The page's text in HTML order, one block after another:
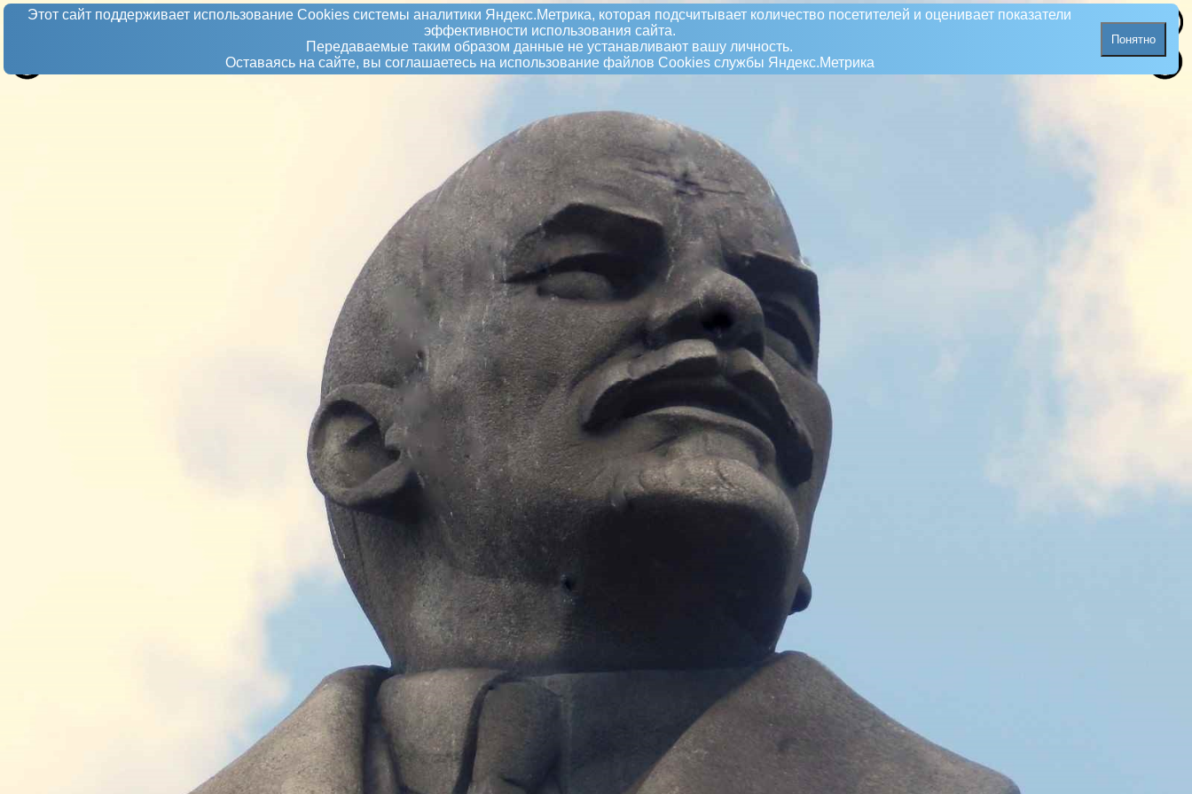
Этот сайт поддерживает использование Сookies системы аналитики Яндекс.Метрика, которая подсчитывает количество посетителей и оценивает показатели
эффективности использования сайта.
Передаваемые таким образом данные не устанавливают вашу личность.
Оставаясь на сайте, вы соглашаетесь на использование файлов Сookies службы Яндекс.Метрика
Понятно